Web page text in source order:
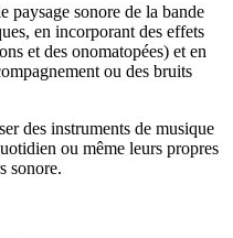
paysage sonore de la bande
en incorporant des effets
et des onomatopées) et en
ou des bruits
des instruments de musique
ou même leurs propres
sonore.